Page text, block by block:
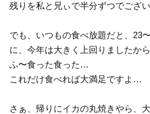
残りを私と兄ぃで半分ずつでござ
でも、いつもの食べ放題だと、23
に、今年は大きく上回りましたか
ふ〜食った食った…
これだけ食べれば大満足ですよ…
さぁ、帰りにイカの丸焼きやら、